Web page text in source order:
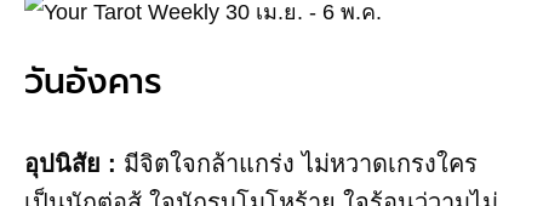
วันอังคาร
อุปนิสัย : มีจิตใจกล้าแกร่ง ไม่หวาดเกรงใคร